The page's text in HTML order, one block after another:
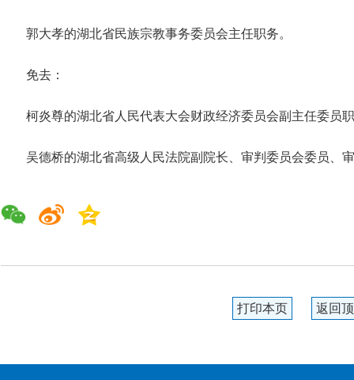
郭大孝的湖北省民族宗教事务委员会主任职务。
免去：
柯炎尊的湖北省人民代表大会财政经济委员会副主任委员
吴德桥的湖北省高级人民法院副院长、审判委员会委员、
打印本页 返回